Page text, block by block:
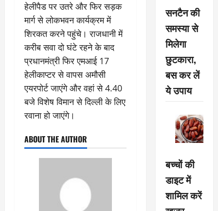
हेलीपैड पर उतरे और फिर सड़क
मार्ग से लोकभवन कार्यक्रम में
शिरकत करने पहुंचे। राजधानी में
करीब सवा दो घंटे रहने के बाद
प्रधानमंत्री फिर एमआई 17
हेलीकाप्टर से वापस अमौसी
एयरपोर्ट जाएंगे और वहां से 4.40
बजे विशेष विमान से दिल्ली के लिए
रवाना हो जाएंगे।
ABOUT THE AUTHOR
सनटैन की
समस्या से
मिलेगा
छुटकारा,
बस कर लें
ये उपाय
बच्चों की
डाइट में
शामिल करें